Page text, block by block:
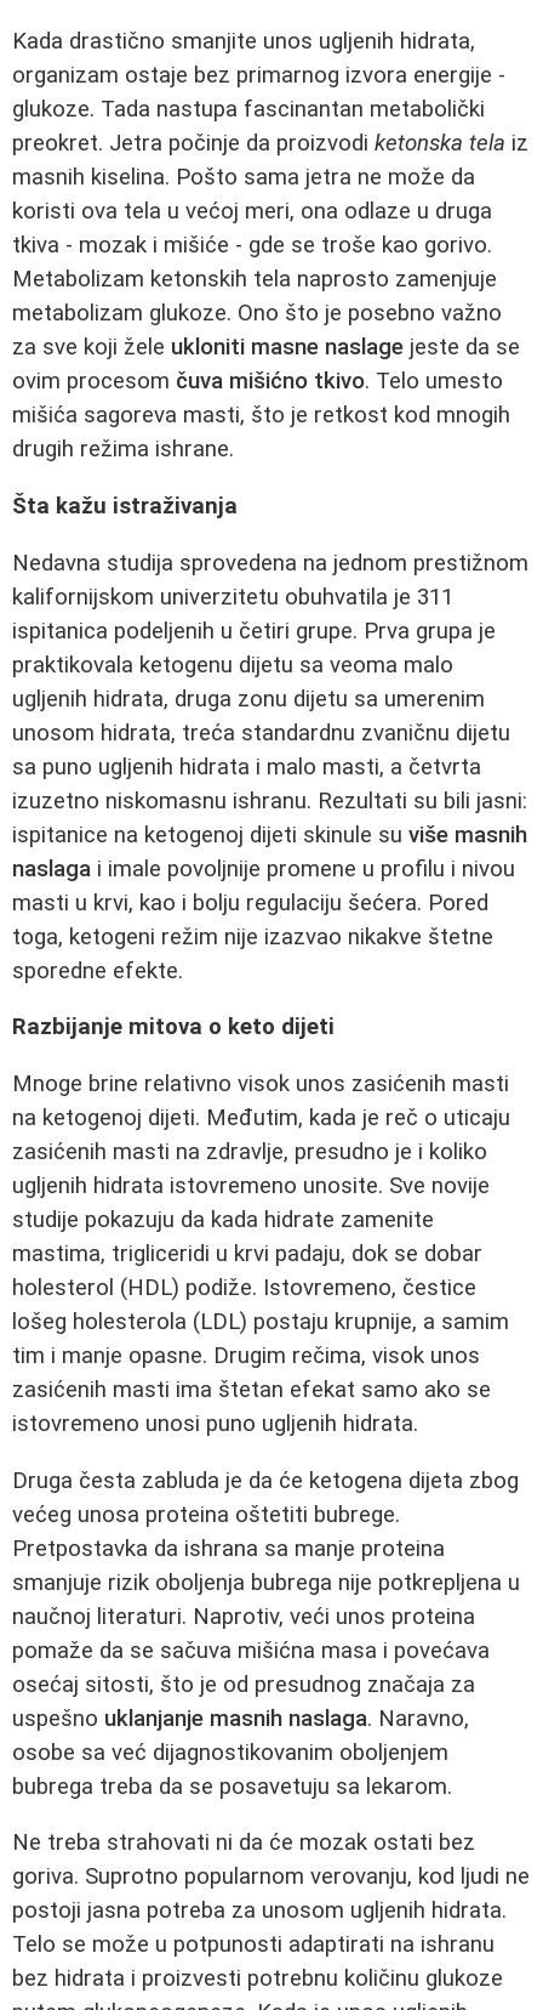
Kada drastično smanjite unos ugljenih hidrata,
organizam ostaje bez primarnog izvora energije -
glukoze. Tada nastupa fascinantan metabolički
preokret. Jetra počinje da proizvodi ketonska tela iz
masnih kiselina. Pošto sama jetra ne može da
koristi ova tela u većoj meri, ona odlaze u druga
tkiva - mozak i mišiće - gde se troše kao gorivo.
Metabolizam ketonskih tela naprosto zamenjuje
metabolizam glukoze. Ono što je posebno važno
za sve koji žele ukloniti masne naslage jeste da se
ovim procesom čuva mišićno tkivo. Telo umesto
mišića sagoreva masti, što je retkost kod mnogih
drugih režima ishrane.
Šta kažu istraživanja
Nedavna studija sprovedena na jednom prestižnom
kalifornijskom univerzitetu obuhvatila je 311
ispitanica podeljenih u četiri grupe. Prva grupa je
praktikovala ketogenu dijetu sa veoma malo
ugljenih hidrata, druga zonu dijetu sa umerenim
unosom hidrata, treća standardnu zvaničnu dijetu
sa puno ugljenih hidrata i malo masti, a četvrta
izuzetno niskomasnu ishranu. Rezultati su bili jasni:
ispitanice na ketogenoj dijeti skinule su više masnih
naslaga i imale povoljnije promene u profilu i nivou
masti u krvi, kao i bolju regulaciju šećera. Pored
toga, ketogeni režim nije izazvao nikakve štetne
sporedne efekte.
Razbijanje mitova o keto dijeti
Mnoge brine relativno visok unos zasićenih masti
na ketogenoj dijeti. Međutim, kada je reč o uticaju
zasićenih masti na zdravlje, presudno je i koliko
ugljenih hidrata istovremeno unosite. Sve novije
studije pokazuju da kada hidrate zamenite
mastima, trigliceridi u krvi padaju, dok se dobar
holesterol (HDL) podiže. Istovremeno, čestice
lošeg holesterola (LDL) postaju krupnije, a samim
tim i manje opasne. Drugim rečima, visok unos
zasićenih masti ima štetan efekat samo ako se
istovremeno unosi puno ugljenih hidrata.
Druga česta zabluda je da će ketogena dijeta zbog
većeg unosa proteina oštetiti bubrege.
Pretpostavka da ishrana sa manje proteina
smanjuje rizik oboljenja bubrega nije potkrepljena u
naučnoj literaturi. Naprotiv, veći unos proteina
pomaže da se sačuva mišićna masa i povećava
osećaj sitosti, što je od presudnog značaja za
uspešno uklanjanje masnih naslaga. Naravno,
osobe sa već dijagnostikovanim oboljenjem
bubrega treba da se posavetuju sa lekarom.
Ne treba strahovati ni da će mozak ostati bez
goriva. Suprotno popularnom verovanju, kod ljudi ne
postoji jasna potreba za unosom ugljenih hidrata.
Telo se može u potpunosti adaptirati na ishranu
bez hidrata i proizvesti potrebnu količinu glukoze